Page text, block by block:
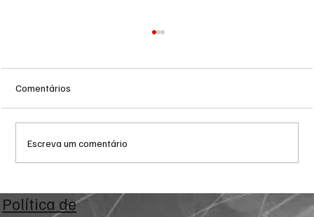
Troca de comando no transporte de Campo
Grande avança no CADE antes de decisão
Comentários
Escreva um comentário
Política de